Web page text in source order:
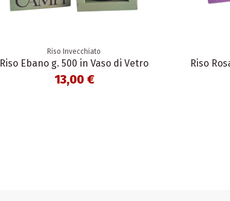
Riso Invecchiato
Riso Ebano g. 500 in Vaso di Vetro
13,00 €
Riso